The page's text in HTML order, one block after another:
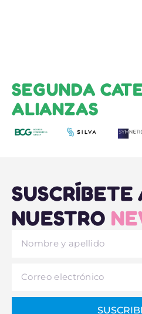
SEGUNDA
ALIANZAS
SUSCRÍBETE
NUESTRO